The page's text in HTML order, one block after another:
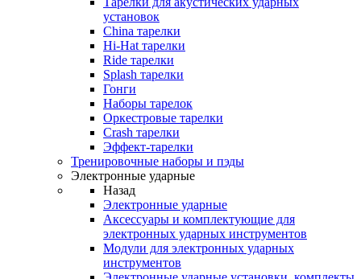
установок
China тарелки
Hi-Hat тарелки
Ride тарелки
Splash тарелки
Гонги
Наборы тарелок
Оркестровые тарелки
Сrash тарелки
Эффект-тарелки
Тренировочные наборы и пэды
Электронные ударные
Назад
Электронные ударные
Аксессуары и комплектующие для
электронных ударных инструментов
Модули для электронных ударных
инструментов